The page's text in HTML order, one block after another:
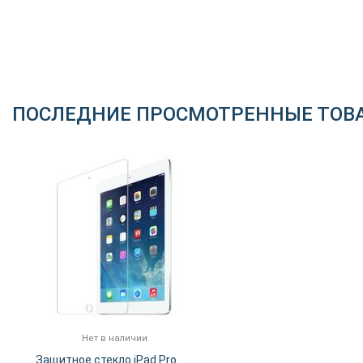
ПОСЛЕДНИЕ ПРОСМОТРЕННЫЕ
Нет в наличии
Защитное стекло iPad Pro